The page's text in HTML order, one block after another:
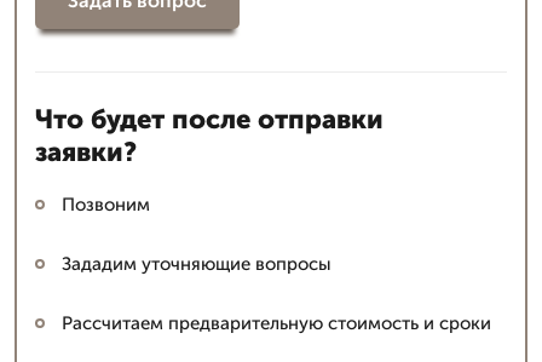
Что будет после отправки
заявки?
Позвоним
Зададим уточняющие вопросы
Рассчитаем предварительную стоимость и сроки